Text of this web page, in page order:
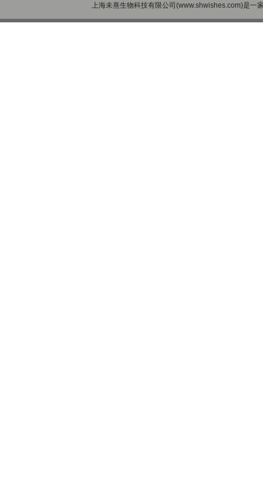
上海未熹生物科技有限公司(www.shwishes.com)是一